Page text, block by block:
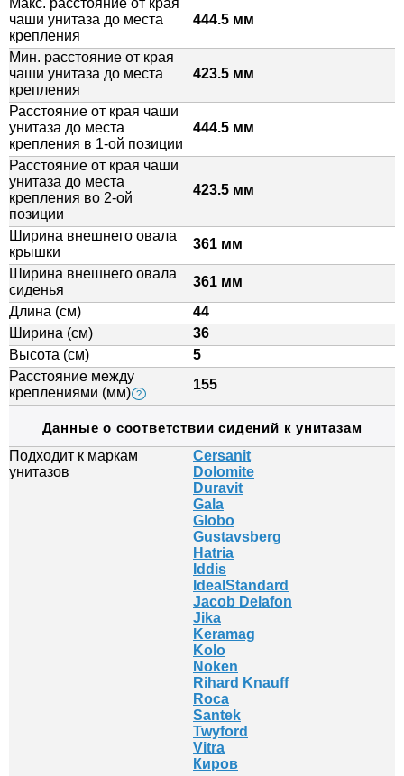
чаши унитаза до места
крепления
444.5 мм
Мин. расстояние от края
чаши унитаза до места
крепления
423.5 мм
Расстояние от края чаши
унитаза до места
крепления в 1-ой позиции
444.5 мм
Расстояние от края чаши
унитаза до места
крепления во 2-ой
позиции
423.5 мм
Ширина внешнего овала
крышки
361 мм
Ширина внешнего овала
сиденья
361 мм
Длина (см)
44
Ширина (см)
36
Высота (см)
5
Расстояние между
креплениями (мм) ?
155
Данные о соответствии сидений к унитазам
Подходит к маркам
унитазов
Cersanit
Dolomite
Duravit
Gala
Globo
Gustavsberg
Hatria
Iddis
IdealStandard
Jacob Delafon
Jika
Keramag
Kolo
Noken
Rihard Knauff
Roca
Santek
Twyford
Vitra
Киров